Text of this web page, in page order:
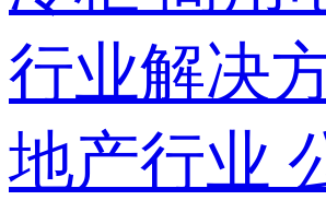
行业解决
地产行业